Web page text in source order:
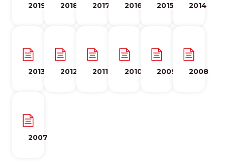
2019 2018 2017 2016 2015 2014
2013 2012 2011 2010 2009 2008
2007